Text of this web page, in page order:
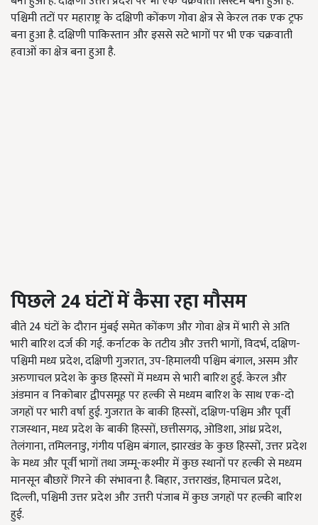
पश्चिमी तटों पर महाराष्ट्र के दक्षिणी कोंकण गोवा क्षेत्र से केरल तक एक ट्रफ
बना हुआ है. दक्षिणी पाकिस्तान और इससे सटे भागों पर भी एक चक्रवाती
हवाओं का क्षेत्र बना हुआ है.
पिछले 24 घंटों में कैसा रहा मौसम
बीते 24 घंटों के दौरान मुंबई समेत कोंकण और गोवा क्षेत्र में भारी से अति
भारी बारिश दर्ज की गई. कर्नाटक के तटीय और उत्तरी भागों, विदर्भ, दक्षिण-
पश्चिमी मध्य प्रदेश, दक्षिणी गुजरात, उप-हिमालयी पश्चिम बंगाल, असम और
अरुणाचल प्रदेश के कुछ हिस्सों में मध्यम से भारी बारिश हुई. केरल और
अंडमान व निकोबार द्वीपसमूह पर हल्की से मध्यम बारिश के साथ एक-दो
जगहों पर भारी वर्षा हुई. गुजरात के बाकी हिस्सों, दक्षिण-पश्चिम और पूर्वी
राजस्थान, मध्य प्रदेश के बाकी हिस्सों, छत्तीसगढ़, ओडिशा, आंध्र प्रदेश,
तेलंगाना, तमिलनाडु, गंगीय पश्चिम बंगाल, झारखंड के कुछ हिस्सों, उत्तर प्रदेश
के मध्य और पूर्वी भागों तथा जम्मू-कश्मीर में कुछ स्थानों पर हल्की से मध्यम
मानसून बौछारें गिरने की संभावना है. बिहार, उत्तराखंड, हिमाचल प्रदेश,
दिल्ली, पश्चिमी उत्तर प्रदेश और उत्तरी पंजाब में कुछ जगहों पर हल्की बारिश
हुई.